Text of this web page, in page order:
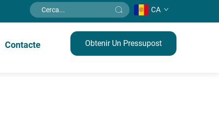
CA
Contacte Obtenir Un Pressupost